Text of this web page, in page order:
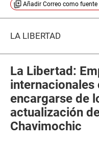
Añadir Correo como fuente
LA LIBERTAD
La Libertad:
internacionales
encargarse de
actualización
Chavimochic